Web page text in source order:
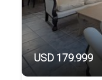
USD 179.999